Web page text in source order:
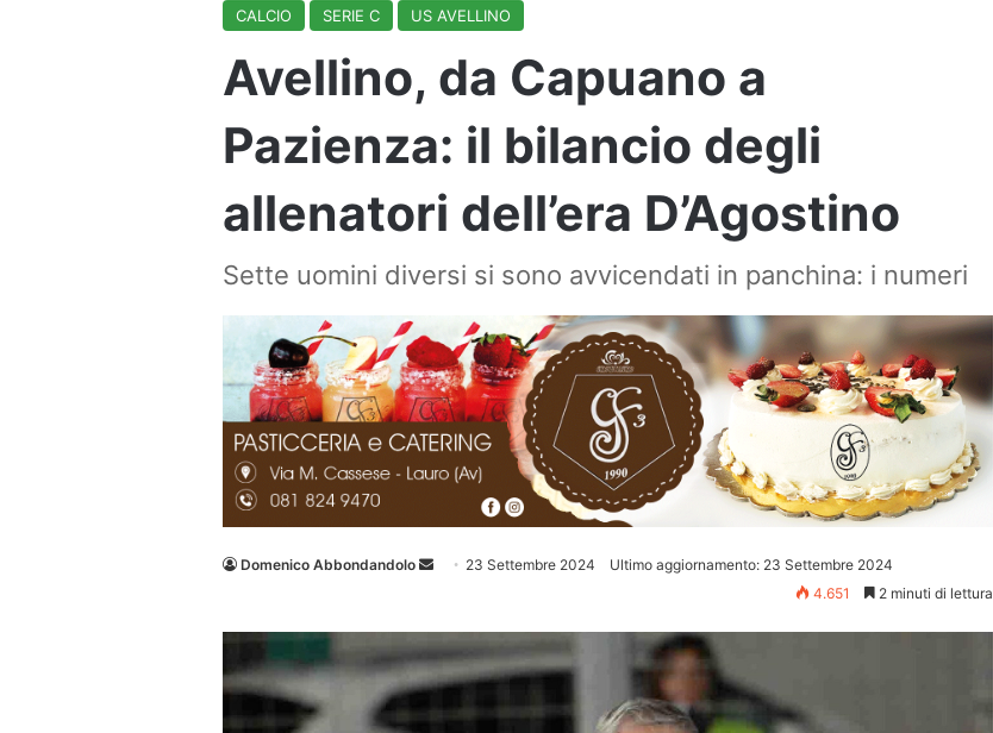
CALCIO SERIE C US AVELLINO
Avellino, da Capuano a
Pazienza: il bilancio degli
allenatori dell’era D’Agostino
Sette uomini diversi si sono avvicendati in panchina: i numeri
Domenico Abbondandolo
Invia 23 Settembre 2024
Ultimo aggiornamento: 23 Settembre 2024
4.651
2 minuti di lettura